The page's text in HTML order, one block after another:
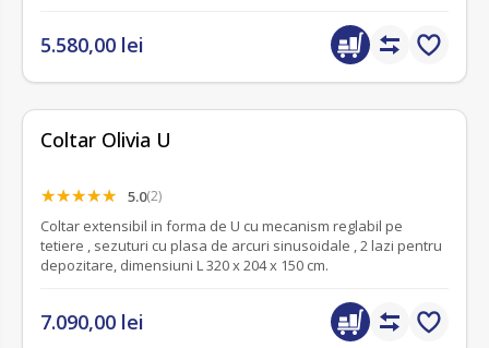
5.580,00 lei
Coltar Olivia U
5.0(2)
Coltar extensibil in forma de U cu mecanism reglabil pe
tetiere , sezuturi cu plasa de arcuri sinusoidale , 2 lazi pentru
depozitare, dimensiuni L 320 x 204 x 150 cm.
7.090,00 lei